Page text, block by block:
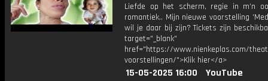
Liefde op het scherm, regie in m’n
romantiek.. Mijn nieuwe voorstelling
wil je daar bij zijn? Tickets zijn
target="_blank"
href="https://www.nienkeplas.com/
voorstellingen/">Klik hier</a>
15-05-2025 16:00
YouTube